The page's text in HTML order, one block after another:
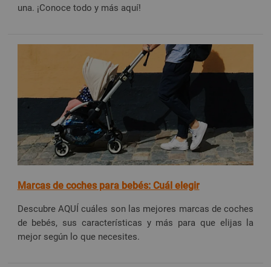
una. ¡Conoce todo y más aquí!
Marcas de coches para bebés: Cuál elegir
Descubre AQUÍ cuáles son las mejores marcas de coches
de bebés, sus características y más para que elijas la
mejor según lo que necesites.